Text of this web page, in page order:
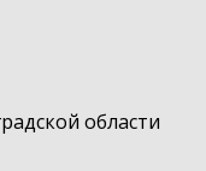
области